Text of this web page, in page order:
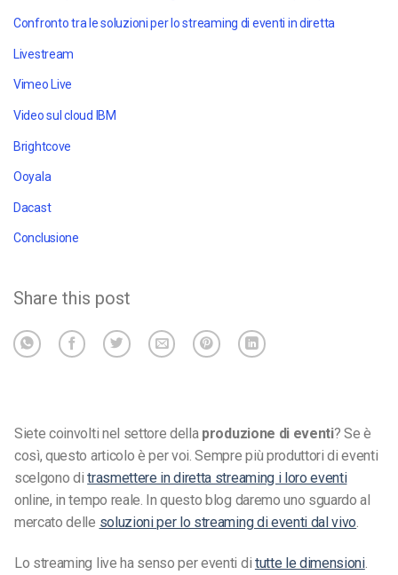
Confronto tra le soluzioni per lo streaming di eventi in diretta
Livestream
Vimeo Live
Video sul cloud IBM
Brightcove
Ooyala
Dacast
Conclusione
Share this post
Siete coinvolti nel settore della produzione di eventi? Se è
così, questo articolo è per voi. Sempre più produttori di eventi
scelgono ditrasmettere in diretta streaming i loro eventi
online, in tempo reale. In questo blog daremo uno sguardo al
mercato delle soluzioni per lo streaming di eventi dal vivo.
Lo streaming live ha senso per eventi di tutte le dimensioni.